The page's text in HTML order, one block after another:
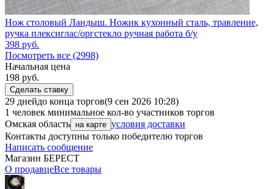
Нож столовый Ландыш. Ножик кухонный сталь, травление,
ручка плексиглас/оргстекло ручная работа б/у
398 руб.
Посмотреть все (2998)
Начальная цена
198 руб.
Сделать ставку
29 днейдо конца торгов(9 сен 2026 10:28)
1 человек минимальное кол-во участников торгов
Омская область на карте условия доставки
Контакты доступны только победителю торгов
Написать сообщение
Магазин БEPECT
О продавцеВсе товары